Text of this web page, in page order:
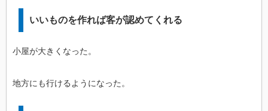
いいものを作れば客が認めてくれる
小屋が大きくなった。
地方にも行けるようになった。